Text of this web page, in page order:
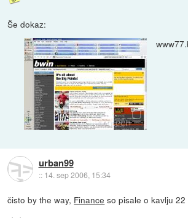
Še dokaz:
urban99
:: 14. sep 2006, 15:34
čisto by the way, Finance so pisale o kavlju